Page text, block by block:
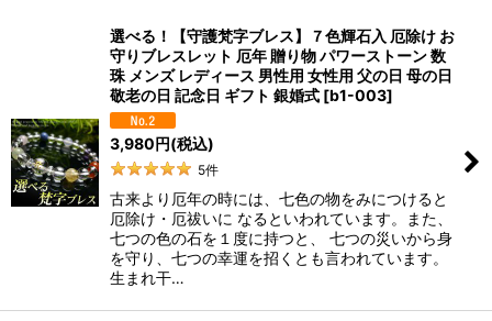
選べる！【守護梵字ブレス】７色輝石入 厄除け お
守りブレスレット 厄年 贈り物 パワーストーン 数
珠 メンズ レディース 男性用 女性用 父の日 母の日
敬老の日 記念日 ギフト 銀婚式 [b1-003]
3,980円(税込)
5件
古来より厄年の時には、七色の物をみにつけると
厄除け・厄祓いに なるといわれています。また、
七つの色の石を１度に持つと、 七つの災いから身
を守り、七つの幸運を招くとも言われています。
生まれ干…